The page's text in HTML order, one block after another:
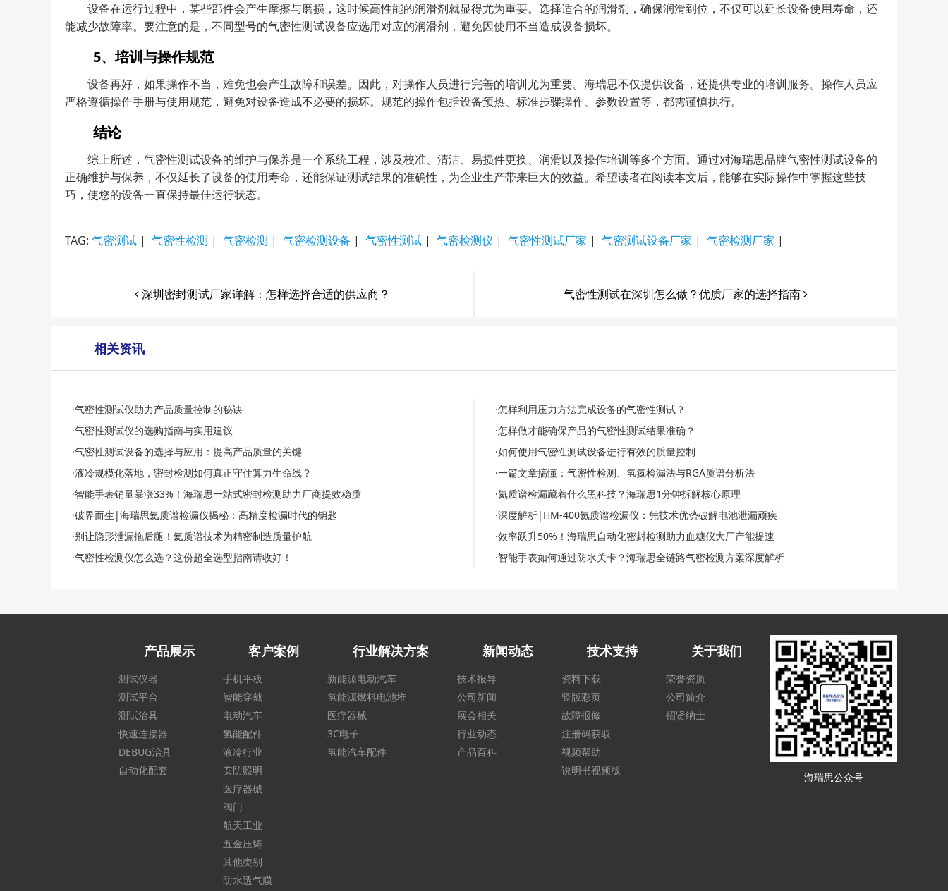
设备在运行过程中，某些部件会产生摩擦与磨损，这时候高性能的润滑剂就显得尤为重要。选择适合的润滑剂，确保润滑到位，不仅可以延长设备使用寿命，还
能减少故障率。要注意的是，不同型号的气密性测试设备应选用对应的润滑剂，避免因使用不当造成设备损坏。
5、培训与操作规范
设备再好，如果操作不当，难免也会产生故障和误差。因此，对操作人员进行完善的培训尤为重要。海瑞思不仅提供设备，还提供专业的培训服务。操作人员应
严格遵循操作手册与使用规范，避免对设备造成不必要的损坏。规范的操作包括设备预热、标准步骤操作、参数设置等，都需谨慎执行。
结论
综上所述，气密性测试设备的维护与保养是一个系统工程，涉及校准、清洁、易损件更换、润滑以及操作培训等多个方面。通过对海瑞思品牌气密性测试设备的
正确维护与保养，不仅延长了设备的使用寿命，还能保证测试结果的准确性，为企业生产带来巨大的效益。希望读者在阅读本文后，能够在实际操作中掌握这些技
巧，使您的设备一直保持最佳运行状态。
TAG: 气密测试 | 气密性检测 | 气密检测 | 气密检测设备 | 气密性测试 | 气密检测仪 | 气密性测试厂家 | 气密测试设备厂家 | 气密检测厂家 |
深圳密封测试厂家详解：怎样选择合适的供应商？ 气密性测试在深圳怎么做？优质厂家的选择指南
相关资讯
·气密性测试仪助力产品质量控制的秘诀
·怎样利用压力方法完成设备的气密性测试？
·气密性测试仪的选购指南与实用建议
·怎样做才能确保产品的气密性测试结果准确？
·气密性测试设备的选择与应用：提高产品质量的关键
·如何使用气密性测试设备进行有效的质量控制
·液冷规模化落地，密封检测如何真正守住算力生命线？
·一篇文章搞懂：气密性检测、氢氮检漏法与RGA质谱分析法
·智能手表销量暴涨33%！海瑞思一站式密封检测助力厂商提效稳质
·氦质谱检漏藏着什么黑科技？海瑞思1分钟拆解核心原理
·破界而生|海瑞思氦质谱检漏仪揭秘：高精度检漏时代的钥匙
·深度解析|HM-400氦质谱检漏仪：凭技术优势破解电池泄漏顽疾
·别让隐形泄漏拖后腿！氦质谱技术为精密制造质量护航
·效率跃升50%！海瑞思自动化密封检测助力血糖仪大厂产能提速
·气密性检测仪怎么选？这份超全选型指南请收好！
·智能手表如何通过防水关卡？海瑞思全链路气密检测方案深度解析
海瑞思公众号
产品展示
测试仪器
测试平台
测试治具
快速连接器
DEBUG治具
自动化配套
客户案例
手机平板
智能穿戴
电动汽车
氢能配件
液冷行业
安防照明
医疗器械
阀门
航天工业
五金压铸
其他类别
防水透气膜
行业解决方案
新能源电动汽车
氢能源燃料电池堆
医疗器械
3C电子
氢能汽车配件
新闻动态
技术报导
公司新闻
展会相关
行业动态
产品百科
技术支持
资料下载
竖版彩页
故障报修
注册码获取
视频帮助
说明书视频版
关于我们
荣誉资质
公司简介
招贤纳士